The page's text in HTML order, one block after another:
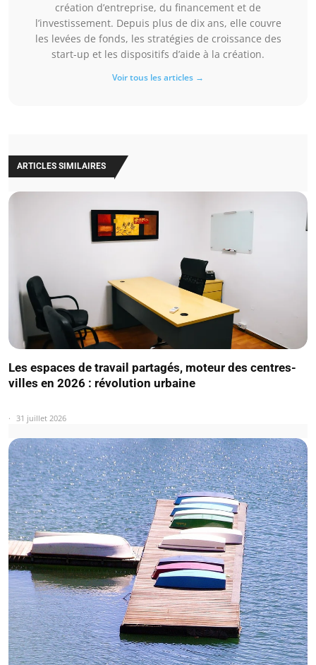
création d’entreprise, du financement et de
l’investissement. Depuis plus de dix ans, elle couvre
les levées de fonds, les stratégies de croissance des
start-up et les dispositifs d’aide à la création.
Voir tous les articles →
ARTICLES SIMILAIRES
Les espaces de travail partagés, moteur des centres-
villes en 2026 : révolution urbaine
31 juillet 2026